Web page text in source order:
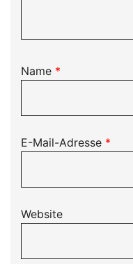
Name *
E-Mail-Adresse *
Website